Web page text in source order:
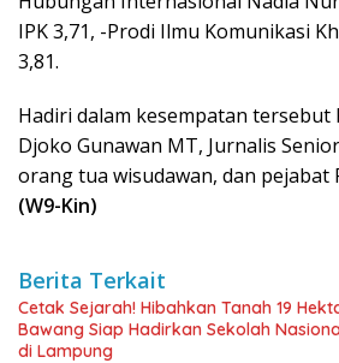
IPK 3,71, -Prodi Ilmu Komunikasi
3,81.
Hadiri dalam kesempatan tersebut
Djoko Gunawan MT, Jurnalis
orang tua wisudawan, dan pejabat
(W9-Kin)
Berita Terkait
Cetak Sejarah! Hibahkan Tanah 19
Bawang Siap Hadirkan Sekolah
di Lampung